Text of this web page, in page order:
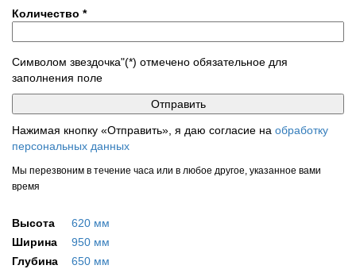
Количество *
Символом звездочка"(*) отмечено обязательное для
заполнения поле
Нажимая кнопку «Отправить», я даю согласие на обработку
персональных данных
Мы перезвоним в течение часа или в любое другое, указанное вами
время
Высота
620 мм
Ширина
950 мм
Глубина
650 мм